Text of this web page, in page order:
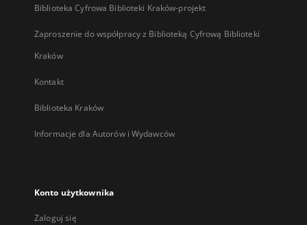
Biblioteka Cyfrowa Biblioteki Kraków-projekt
Zaproszenie do współpracy z Biblioteką Cyfrową Biblioteki
Kraków
Kontakt
Biblioteka Kraków
Informacje dla Autorów i Wydawców
Konto użytkownika
Zaloguj się